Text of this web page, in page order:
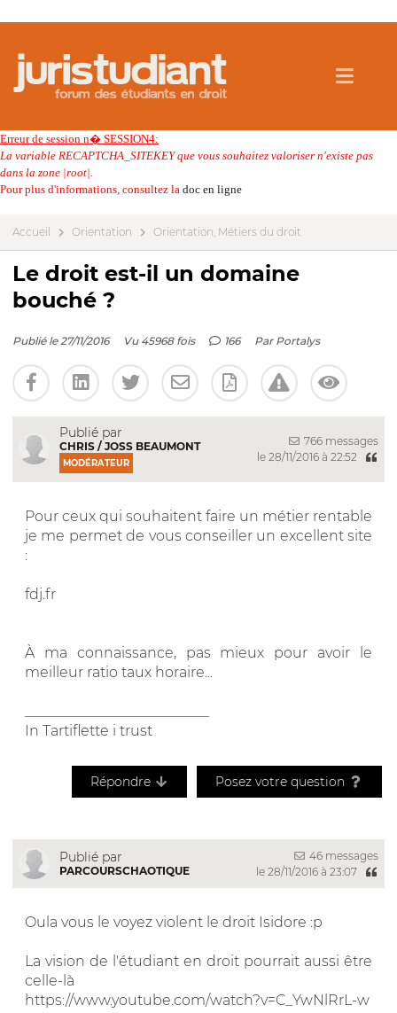
Erreur de session n� SESSION4:
La variable RECAPTCHA_SITEKEY que vous souhaitez valoriser n'existe pas
dans la zone |root|.
Pour plus d'informations, consultez la doc en ligne
Accueil Orientation Orientation, Métiers du droit
Le droit est-il un domaine
bouché ?
Publié le 27/11/2016 Vu 45968 fois 166 Par Portalys
Publié par
CHRIS / JOSS BEAUMONT
MODÉRATEUR
766 messages
le 28/11/2016 à 22:52
Pour ceux qui souhaitent faire un métier rentable
je me permet de vous conseiller un excellent site
:
fdj.fr
À ma connaissance, pas mieux pour avoir le
meilleur ratio taux horaire...
In Tartiflette i trust
Répondre Posez votre question
Publié par
PARCOURSCHAOTIQUE
46 messages
le 28/11/2016 à 23:07
Oula vous le voyez violent le droit Isidore :p
La vision de l'étudiant en droit pourrait aussi être
celle-là
https://www.youtube.com/watch?v=C_YwNlRrL-w